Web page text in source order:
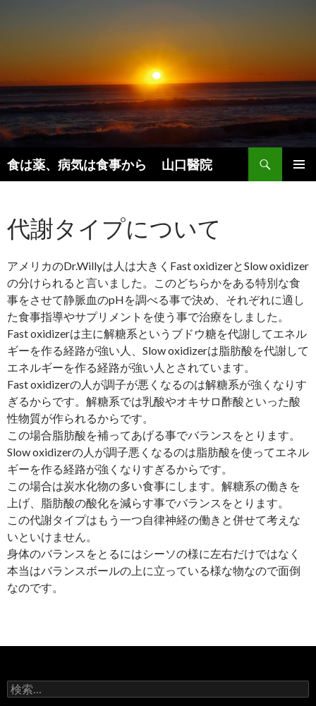
食は薬、病気は食事から 山口醫院
検
索
ン
ス
キ
ッ
プ
代謝タイプについて
アメリカのDr.Willyは人は大きくFast oxidizerとSlow oxidizer
の分けられると言いました。このどちらかをある特別な食
事をさせて静脈血のpHを調べる事で決め、それぞれに適し
た食事指導やサプリメントを使う事で治療をしました。
Fast oxidizerは主に解糖系というブドウ糖を代謝してエネル
ギーを作る経路が強い人、Slow oxidizerは脂肪酸を代謝して
エネルギーを作る経路が強い人とされています。
Fast oxidizerの人が調子が悪くなるのは解糖系が強くなりす
ぎるからです。解糖系では乳酸やオキサロ酢酸といった酸
性物質が作られるからです。
この場合脂肪酸を補ってあげる事でバランスをとります。
Slow oxidizerの人が調子悪くなるのは脂肪酸を使ってエネル
ギーを作る経路が強くなりすぎるからです。
この場合は炭水化物の多い食事にします。解糖系の働きを
上げ、脂肪酸の酸化を減らす事でバランスをとります。
この代謝タイプはもう一つ自律神経の働きと併せて考えな
いといけません。
身体のバランスをとるにはシーソの様に左右だけではなく
本当はバランスボールの上に立っている様な物なので面倒
なのです。
検
索: